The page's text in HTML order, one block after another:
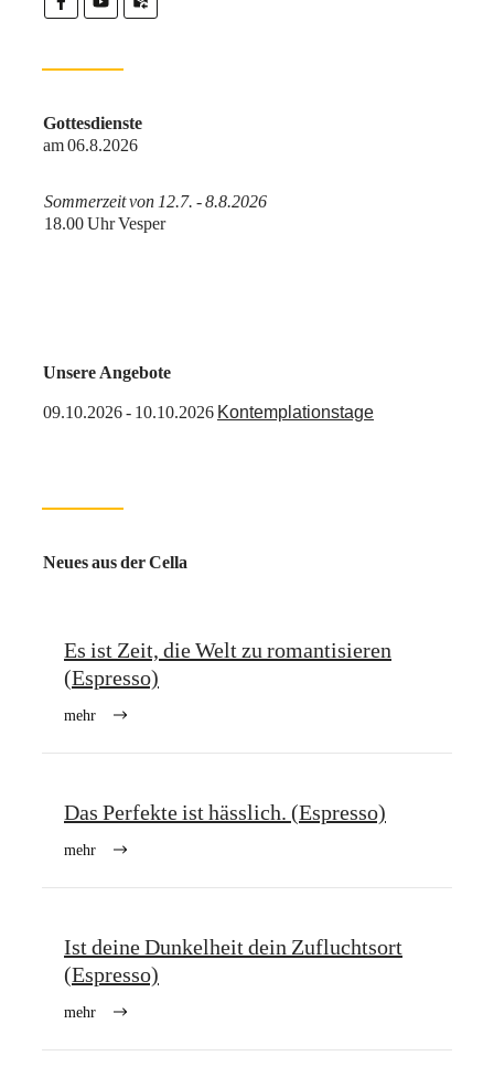
Gottesdienste
am06.8.2026
Sommerzeit von 12.7. - 8.8.2026
18.00 Uhr Vesper
Unsere Angebote
09.10.2026 - 10.10.2026 Kontemplationstage
Neues aus der Cella
Es ist Zeit, die Welt zu romantisieren
(Espresso)
mehr
Das Perfekte ist hässlich. (Espresso)
mehr
Ist deine Dunkelheit dein Zufluchtsort
(Espresso)
mehr